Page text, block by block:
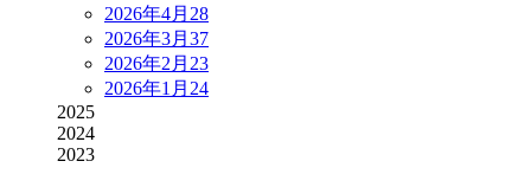
2026年4月 28
2026年3月 37
2026年2月 23
2026年1月 24
2025
2024
2023